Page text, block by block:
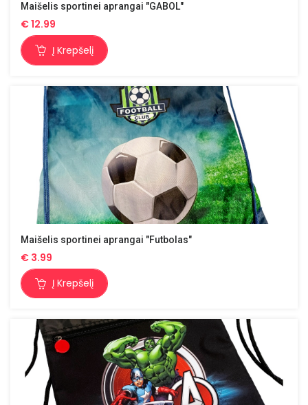
Maišelis sportinei aprangai "GABOL"
€12.99
Į Krepšelį
Maišelis sportinei aprangai "Futbolas"
€ 3.99
Į Krepšelį